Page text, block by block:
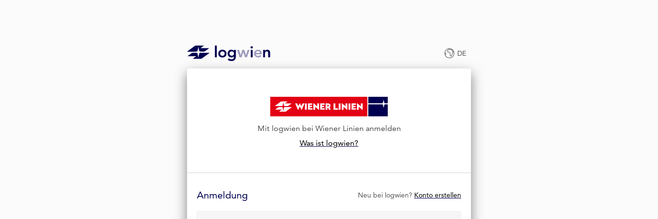
DE
Mit logwien bei Wiener Linien anmelden
Was ist logwien?
Formular
Anmeldung Neu bei logwien? Konto erstellen